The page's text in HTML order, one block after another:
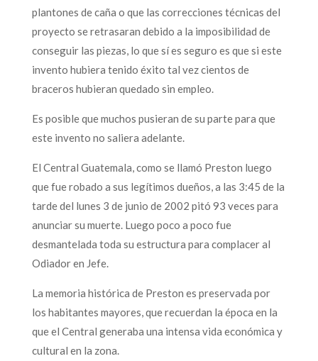
plantones de caña o que las correcciones técnicas del
proyecto se retrasaran debido a la imposibilidad de
conseguir las piezas, lo que sí es seguro es que si este
invento hubiera tenido éxito tal vez cientos de
braceros hubieran quedado sin empleo.
Es posible que muchos pusieran de su parte para que
este invento no saliera adelante.
El Central Guatemala, como se llamó Preston luego
que fue robado a sus legítimos dueños, a las 3:45 de la
tarde del lunes 3 de junio de 2002 pitó 93 veces para
anunciar su muerte. Luego poco a poco fue
desmantelada toda su estructura para complacer al
Odiador en Jefe.
La memoria histórica de Preston es preservada por
los habitantes mayores, que recuerdan la época en la
que el Central generaba una intensa vida económica y
cultural en la zona.